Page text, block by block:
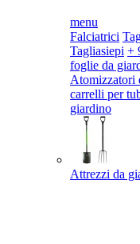
menu
Falciatrici
Tagliasiepi +
foglie da
Atomizzatori
carrelli per
giardino
Attrezzi da